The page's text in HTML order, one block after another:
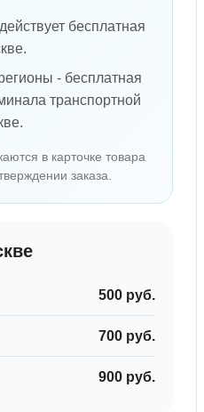
бесплатная
- бесплатная
транспортной
в карточке товара
заказа.
500 руб.
700 руб.
900 руб.